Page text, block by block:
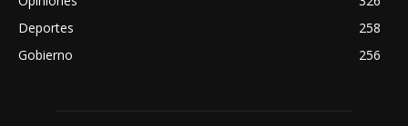
Deportes
258
Gobierno
256